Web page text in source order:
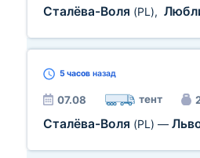
Сталёва-Воля (PL),
5 часов назад
07.08 тент
Сталёва-Воля (PL) —